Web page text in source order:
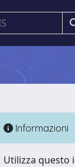
Informazioni
Utilizza questo